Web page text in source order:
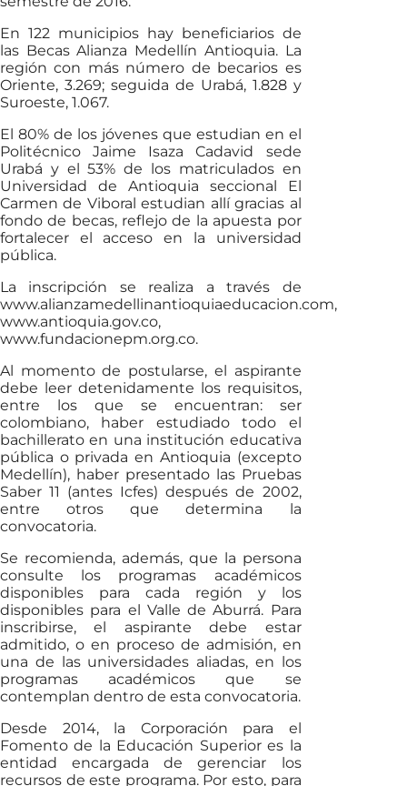
En 122 municipios hay beneficiarios de
las Becas Alianza Medellín Antioquia. La
región con más número de becarios es
Oriente, 3.269; seguida de Urabá, 1.828 y
Suroeste, 1.067.
El 80% de los jóvenes que estudian en el
Politécnico Jaime Isaza Cadavid sede
Urabá y el 53% de los matriculados en
Universidad de Antioquia seccional El
Carmen de Viboral estudian allí gracias al
fondo de becas, reflejo de la apuesta por
fortalecer el acceso en la universidad
pública.
La inscripción se realiza a través de
www.alianzamedellinantioquiaeducacion.com,
www.antioquia.gov.co,
www.fundacionepm.org.co.
Al momento de postularse, el aspirante
debe leer detenidamente los requisitos,
entre los que se encuentran: ser
colombiano, haber estudiado todo el
bachillerato en una institución educativa
pública o privada en Antioquia (excepto
Medellín), haber presentado las Pruebas
Saber 11 (antes Icfes) después de 2002,
entre otros que determina la
convocatoria.
Se recomienda, además, que la persona
consulte los programas académicos
disponibles para cada región y los
disponibles para el Valle de Aburrá. Para
inscribirse, el aspirante debe estar
admitido, o en proceso de admisión, en
una de las universidades aliadas, en los
programas académicos que se
contemplan dentro de esta convocatoria.
Desde 2014, la Corporación para el
Fomento de la Educación Superior es la
entidad encargada de gerenciar los
recursos de este programa. Por esto, para